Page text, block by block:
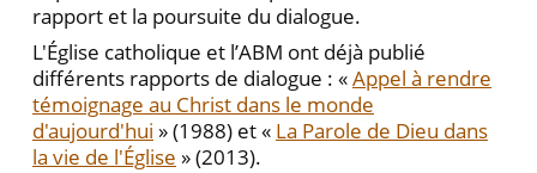
rapport et la poursuite du dialogue.
L'Église catholique et l’ABM ont déjà publié
différents rapports de dialogue : «Appel à rendre
témoignage au Christ dans le monde
d'aujourd'hui » (1988) et « La Parole de Dieu dans
la vie de l'Église » (2013).